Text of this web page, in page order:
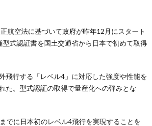
航空法に基づいて政府が昨年12月にスタート
型式認証書を国土交通省から日本で初めて取得
飛行する「レベル4」に対応した強度や性能を
た。型式認証の取得で量産化への弾みとな
でに日本初のレベル4飛行を実現することを